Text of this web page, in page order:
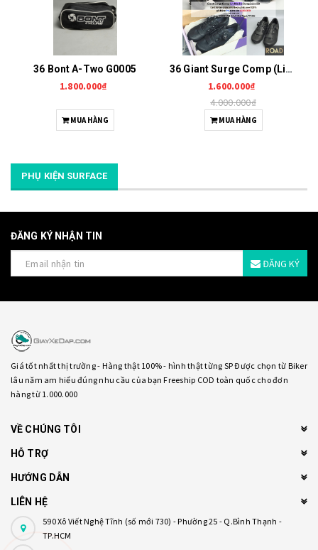
36 Bont A-Two G0005
1.800.000₫
MUA HÀNG
36 Giant Surge Comp (Liv Macha Comp) G0006
1.600.000₫
4.000.000₫
MUA HÀNG
PHỤ KIỆN SURFACE
ĐĂNG KÝ NHẬN TIN
ĐĂNG KÝ
Giá tốt nhất thị trường - Hàng thật 100% - hình thật từng SP Được chọn từ Biker
lâu năm am hiểu đúng nhu cầu của bạn Freeship COD toàn quốc cho đơn
hàng từ 1.000.000
VỀ CHÚNG TÔI
HỖ TRỢ
HƯỚNG DẪN
LIÊN HỆ
590 Xô Viết Nghệ Tĩnh (số mới 730) - Phường 25 - Q.Bình Thạnh -
TP.HCM